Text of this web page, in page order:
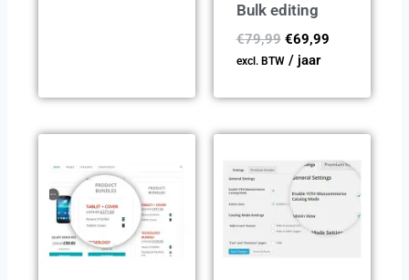
Bulk editing
€79,99 €69,99
excl. BTW/ jaar